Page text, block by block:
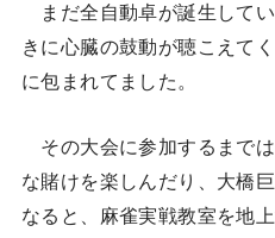
まだ全自動卓が誕生して
きに心臓の鼓動が聴こえて
に包まれてました。
その大会に参加するまで
な賭けを楽しんだり、大橋
なると、麻雀実戦教室を地